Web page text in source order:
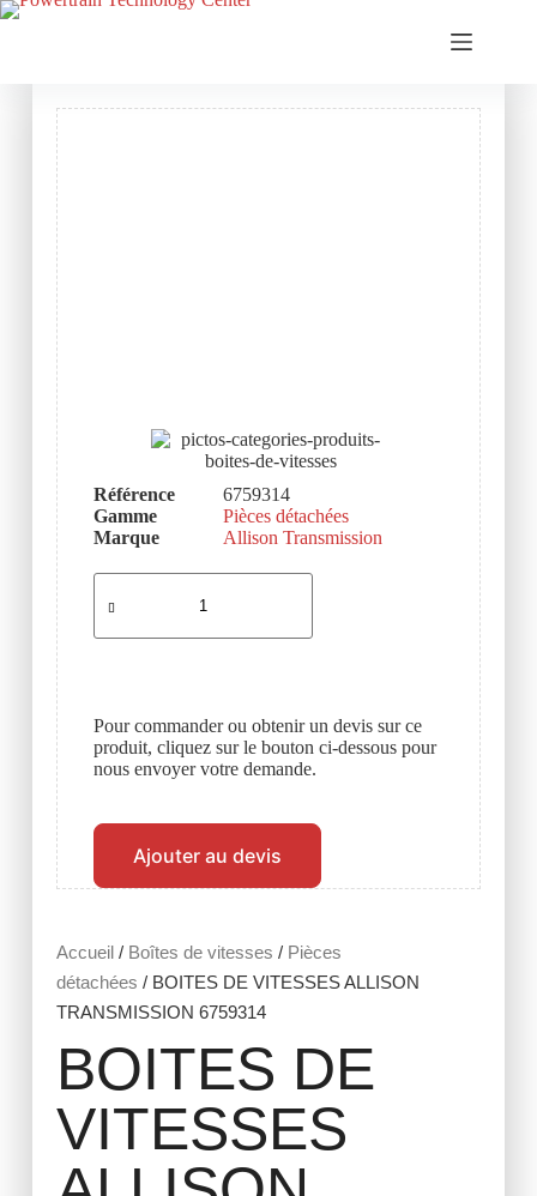
Accueil/ Boîtes de vitesses / Pièces
détachées / BOITES DE VITESSES ALLISON
TRANSMISSION 6759314
BOITES DE
VITESSES
Référence
6759314
Gamme
Pièces détachées
Marque
Allison Transmission
Pour commander ou obtenir un devis sur ce
produit, cliquez sur le bouton ci-dessous pour
nous envoyer votre demande.
Ajouter au devis